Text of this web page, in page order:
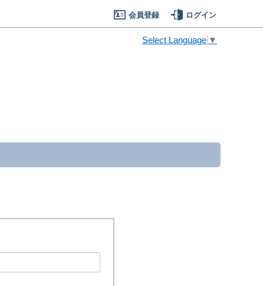
Select Language ▼
会員登録 ログイン